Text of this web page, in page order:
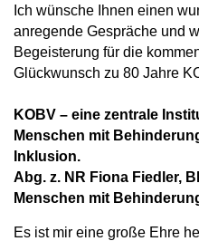
Ich wünsche Ihnen einen
anregende Gespräche und
Begeisterung für die
Glückwunsch zu 80 Jahre
KOBV – eine zentrale
Menschen mit
Inklusion.
Abg. z. NR Fiona Fiedler,
Menschen mit
Es ist mir eine große Ehre